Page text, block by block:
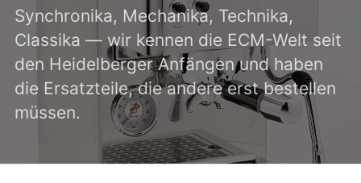
Synchronika, Mechanika, Technika,
Classika — wir kennen die ECM-Welt seit
den Heidelberger Anfängen und haben
die Ersatzteile, die andere erst bestellen
müssen.